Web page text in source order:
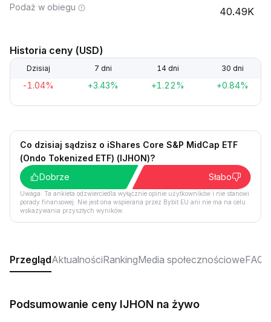
Podaż w obiegu 40.49K
Historia ceny (USD)
Dzisiaj 7 dni 14 dni 30 dni
-1.04% +3.43% +1.22% +0.84%
Co dzisiaj sądzisz o iShares Core S&P MidCap ETF
(Ondo Tokenized ETF) (IJHON)?
Dobrze
Słabo
Uwaga: Ta ankieta odzwierciedla wyłącznie opinie użytkowników i nie stanowi
porady finansowej. Nie jest ona wspierana przez Bybit EU ani nie ma na celu
wskazywania przyszłych wyników.
PrzeglądAktualnościRankingMedia społecznościoweFAQ
Podsumowanie ceny IJHON na żywo